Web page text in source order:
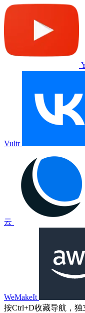
Vultr
云
WeMakeIt
按Ctrl+D收藏导航，独